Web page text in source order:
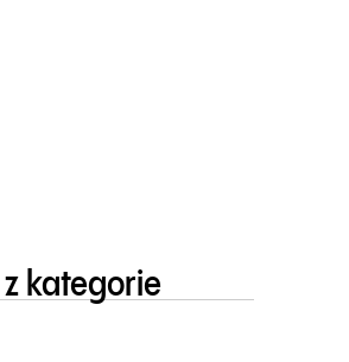
kategorie